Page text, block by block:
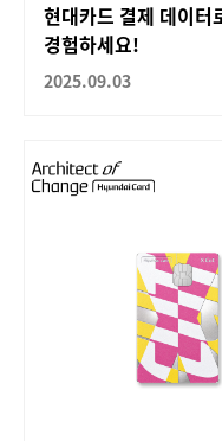
현대카드 결제 데이터
경험하세요!
2025.09.03